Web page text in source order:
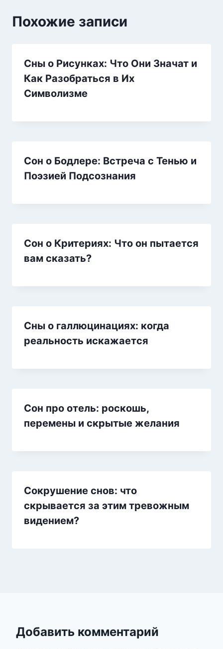
Похожие записи
Сны о Рисунках: Что Они Значат и
Как Разобраться в Их
Символизме
Сон о Бодлере: Встреча с Тенью и
Поэзией Подсознания
Сон о Критериях: Что он пытается
вам сказать?
Сны о галлюцинациях: когда
реальность искажается
Сон про отель: роскошь,
перемены и скрытые желания
Сокрушение снов: что
скрывается за этим тревожным
видением?
Добавить комментарий